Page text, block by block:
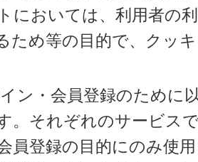
においては、利用者の
ため等の目的で、クッ
ン・会員登録のために
。それぞれのサービス
員登録の目的にのみ使